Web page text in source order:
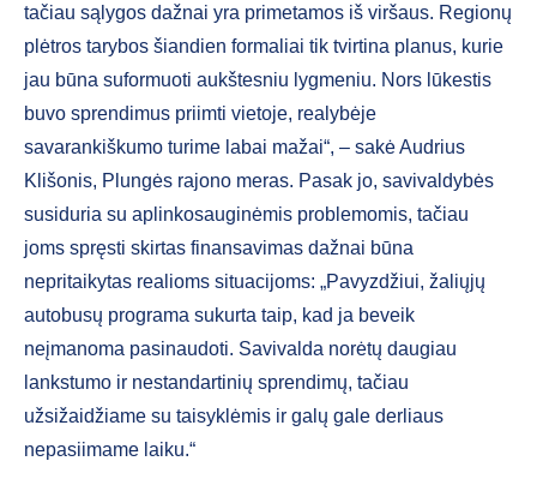
tačiau sąlygos dažnai yra primetamos iš viršaus. Regionų
plėtros tarybos šiandien formaliai tik tvirtina planus, kurie
jau būna suformuoti aukštesniu lygmeniu. Nors lūkestis
buvo sprendimus priimti vietoje, realybėje
savarankiškumo turime labai mažai“, – sakė Audrius
Klišonis, Plungės rajono meras. Pasak jo, savivaldybės
susiduria su aplinkosauginėmis problemomis, tačiau
joms spręsti skirtas finansavimas dažnai būna
nepritaikytas realioms situacijoms: „Pavyzdžiui, žaliųjų
autobusų programa sukurta taip, kad ja beveik
neįmanoma pasinaudoti. Savivalda norėtų daugiau
lankstumo ir nestandartinių sprendimų, tačiau
užsižaidžiame su taisyklėmis ir galų gale derliaus
nepasiimame laiku.“